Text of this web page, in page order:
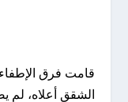
قامت فرق
الشقق أعلاه، لم